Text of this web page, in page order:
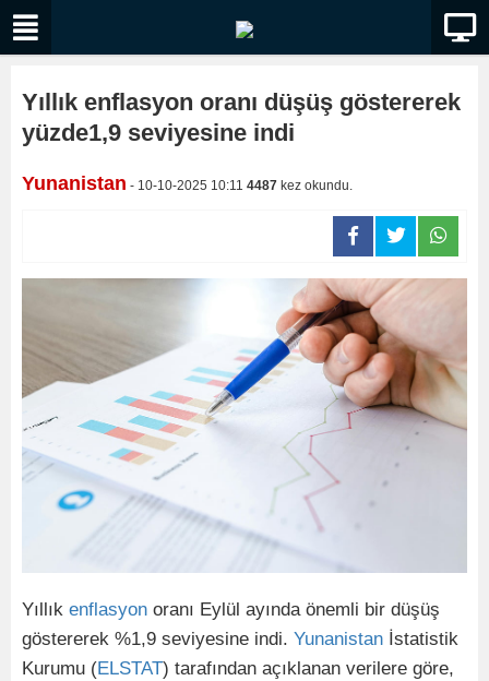
Yıllık enflasyon oranı düşüş göstererek
yüzde1,9 seviyesine indi
Yunanistan - 10-10-2025 10:11 4487 kez okundu.
Yıllık enflasyon oranı Eylül ayında önemli bir düşüş
göstererek %1,9 seviyesine indi. Yunanistan İstatistik
Kurumu (ELSTAT) tarafından açıklanan verilere göre,